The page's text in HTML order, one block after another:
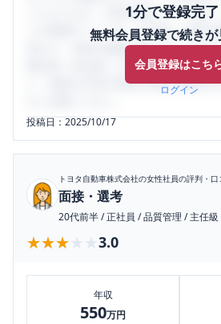
1分で登録完了
無料会員登録で続き
会員登録はこち
ログイン
うになります。SHEHUB(シーハブ)は
ミの投稿サイトです。給与面・女性の
判など、女性の転職は気にすべき点が
輩社員（元社員）の口コミを通して、
り、将来の不安や現在の悩みを解消す
投稿日：2025/10/17
トヨタ自動車株式会社の女性社員の評判・口
面接・選考
20代前半/正社員 /品質管理 /主任級
★★★★★
★★★★★ 3.0
年収
550万円